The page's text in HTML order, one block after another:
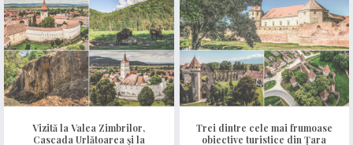
Vizită la Valea Zimbrilor,
Cascada Urlătoarea și la
Trei dintre cele mai frumoase
obiective turistice din Țara